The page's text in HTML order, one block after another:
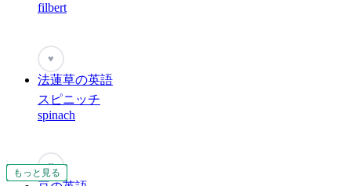
もっと見る
もっと見る
もっと見る
もっと見る
もっと見る
もっと見る
もっと見る
もっと見る
もっと見る
もっと見る
もっと見る
もっと見る
もっと見る
もっと見る
もっと見る
もっと見る
もっと見る
もっと見る
もっと見る
もっと見る
もっと見る
もっと見る
もっと見る
もっと見る
もっと見る
もっと見る
もっと見る
もっと見る
もっと見る
もっと見る
もっと見る
もっと見る
もっと見る
もっと見る
もっと見る
もっと見る
もっと見る
もっと見る
もっと見る
もっと見る
もっと見る
もっと見る
もっと見る
filbert
もっと見る
♥
法蓮草の英語
スピニッチ
spinach
もっと見る
♥
もっと見る
もっと見る
もっと見る
もっと見る
もっと見る
もっと見る